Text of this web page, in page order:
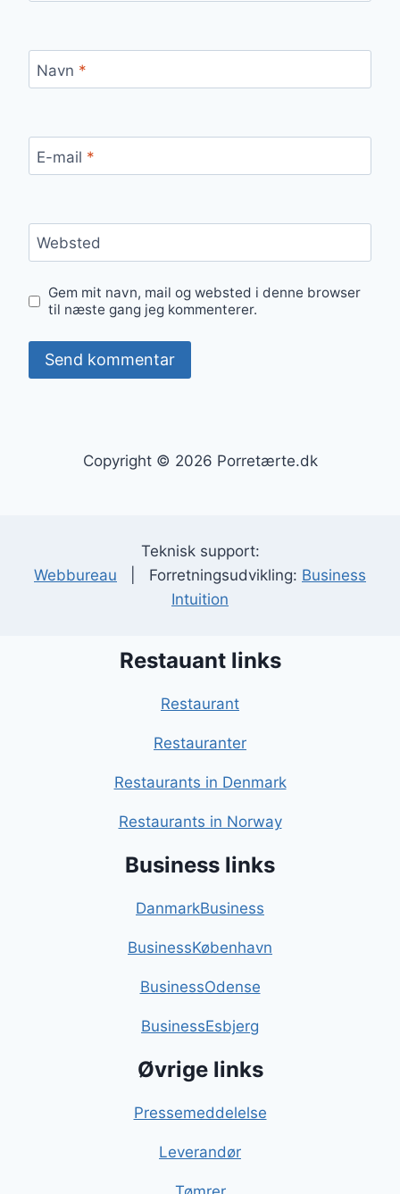
Navn *
E-mail *
Websted
Gem mit navn, mail og websted i denne browser
til næste gang jeg kommenterer.
Copyright © 2026 Porretærte.dk
Teknisk support:
Webbureau | Forretningsudvikling: Business
Intuition
Restauant links
Restaurant
Restauranter
Restaurants in Denmark
Restaurants in Norway
Business links
DanmarkBusiness
BusinessKøbenhavn
BusinessOdense
BusinessEsbjerg
Øvrige links
Pressemeddelelse
Leverandør